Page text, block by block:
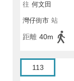
往 何文田
灣仔街市 站
距離 40m
113